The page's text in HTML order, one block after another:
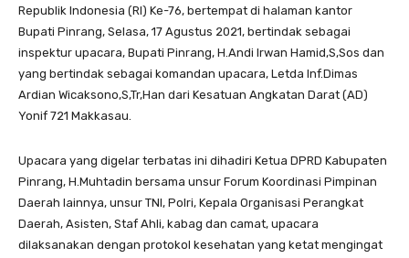
Republik Indonesia (RI) Ke-76, bertempat di halaman kantor
Bupati Pinrang, Selasa, 17 Agustus 2021, bertindak sebagai
inspektur upacara, Bupati Pinrang, H.Andi Irwan Hamid,S,Sos dan
yang bertindak sebagai komandan upacara, Letda Inf.Dimas
Ardian Wicaksono,S,Tr,Han dari Kesatuan Angkatan Darat (AD)
Yonif 721 Makkasau.
Upacara yang digelar terbatas ini dihadiri Ketua DPRD Kabupaten
Pinrang, H.Muhtadin bersama unsur Forum Koordinasi Pimpinan
Daerah lainnya, unsur TNI, Polri, Kepala Organisasi Perangkat
Daerah, Asisten, Staf Ahli, kabag dan camat, upacara
dilaksanakan dengan protokol kesehatan yang ketat mengingat